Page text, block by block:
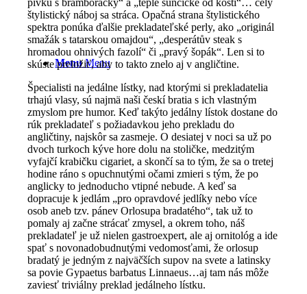
Menu Menu
štylistický náboj sa stráca. Opačná strana štylistického
spektra ponúka ďalšie prekladateľské perly, ako „originál
smažák s tatarskou omajdou“, „desperátův steak s
hromadou ohnivých fazolí“ či „pravý šopák“. Len si to
skúste preložiť, aby to takto znelo aj v angličtine.
Špecialisti na jedálne lístky, nad ktorými si prekladatelia
trhajú vlasy, sú najmä naši českí bratia s ich vlastným
zmyslom pre humor. Keď takýto jedálny lístok dostane do
rúk prekladateľ s požiadavkou jeho prekladu do
angličtiny, najskôr sa zasmeje. O desiatej v noci sa už po
dvoch turkoch kýve hore dolu na stoličke, medzitým
vyfajčí krabičku cigariet, a skončí sa to tým, že sa o tretej
hodine ráno s opuchnutými očami zmieri s tým, že po
anglicky to jednoducho vtipné nebude. A keď sa
dopracuje k jedlám „pro opravdové jedlíky nebo více
osob aneb tzv. pánev Orlosupa bradatého“, tak už to
pomaly aj začne strácať zmysel, a okrem toho, náš
prekladateľ je už nielen gastroexpert, ale aj ornitológ a ide
spať s novonadobudnutými vedomosťami, že orlosup
bradatý je jedným z najväčších supov na svete a latinsky
sa povie Gypaetus barbatus Linnaeus…aj tam nás môže
zaviesť triviálny preklad jedálneho lístku.